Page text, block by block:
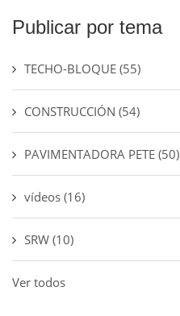
Publicar por tema
TECHO-BLOQUE (55)
CONSTRUCCIÓN (54)
PAVIMENTADORA PETE (50)
vídeos (16)
SRW (10)
Ver todos